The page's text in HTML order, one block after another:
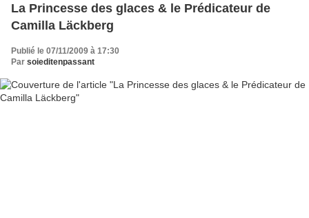
La Princesse des glaces & le Prédicateur de
Camilla Läckberg
Publié le 07/11/2009 à 17:30
Par soieditenpassant